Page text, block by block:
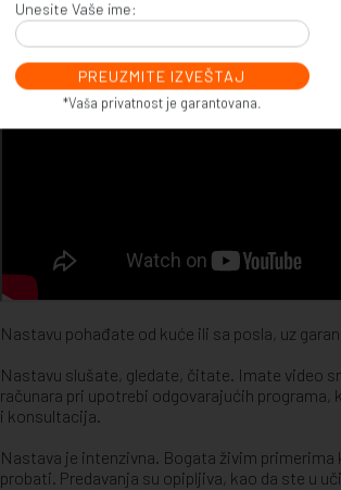
Unesite Vaše ime:
*Vaša privatnost je garantovana.
Nastavu pohađate od kuće ili sa posla, uz
Nastavu slušate, gledate, čitate. Imate video
računara pri upotrebi odgovarajućih
i konsultacija.
Nastava je intenzivna. Bogata živim
probati. Predavanja su opipljiva, kao da ste u